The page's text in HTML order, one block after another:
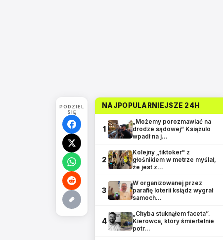
PODZIEL
SIĘ
NAJPOPULARNIEJSZE 24H
1
„Możemy porozmawiać na
drodze sądowej” Książulo
wpadł na j…
2
Kolejny „tiktoker" z
głośnikiem w metrze myślał,
że jest z…
3
W organizowanej przez
parafię loterii ksiądz wygrał
samoch…
4
„Chyba stuknąłem faceta”.
Kierowca, który śmiertelnie
potr…